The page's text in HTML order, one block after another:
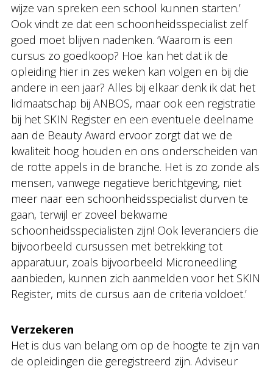
wijze van spreken een school kunnen starten.’
Ook vindt ze dat een schoonheidsspecialist zelf
goed moet blijven nadenken. ‘Waarom is een
cursus zo goedkoop? Hoe kan het dat ik de
opleiding hier in zes weken kan volgen en bij die
andere in een jaar? Alles bij elkaar denk ik dat het
lidmaatschap bij ANBOS, maar ook een registratie
bij het SKIN Register en een eventuele deelname
aan de Beauty Award ervoor zorgt dat we de
kwaliteit hoog houden en ons onderscheiden van
de rotte appels in de branche. Het is zo zonde als
mensen, vanwege negatieve berichtgeving, niet
meer naar een schoonheidsspecialist durven te
gaan, terwijl er zoveel bekwame
schoonheidsspecialisten zijn! Ook leveranciers die
bijvoorbeeld cursussen met betrekking tot
apparatuur, zoals bijvoorbeeld Microneedling
aanbieden, kunnen zich aanmelden voor het SKIN
Register, mits de cursus aan de criteria voldoet.’
Verzekeren
Het is dus van belang om op de hoogte te zijn van
de opleidingen die geregistreerd zijn. Adviseur